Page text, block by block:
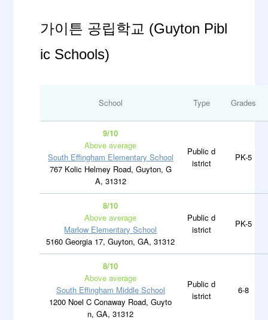
가이튼 공립학교 (Guyton Pibl
ic Schools)
School Type Grades
9/10
Above average
South Effingham Elementary School
767 Kolic Helmey Road, Guyton, G
A, 31312
Public d
istrict
PK-5
8/10
Above average
Marlow Elementary School
5160 Georgia 17, Guyton, GA, 31312
Public d
istrict
PK-5
8/10
Above average
South Effingham Middle School
1200 Noel C Conaway Road, Guyto
n, GA, 31312
Public d
istrict
6-8